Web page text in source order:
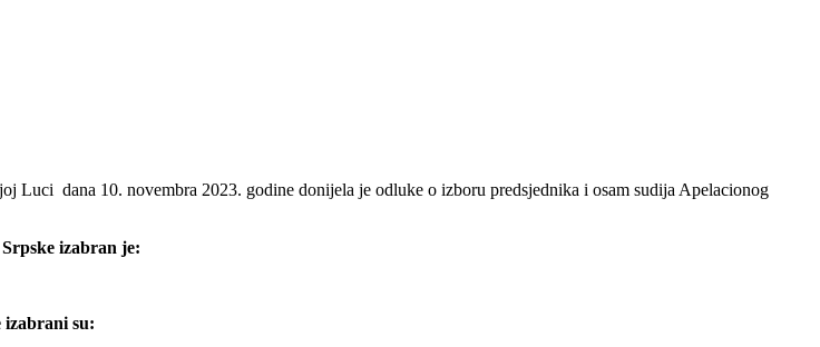
Luci dana 10. novembra 2023. godine donijela je odluke o izboru predsjednika i osam sudija Apelacionog
izabran je:
izabrani su: